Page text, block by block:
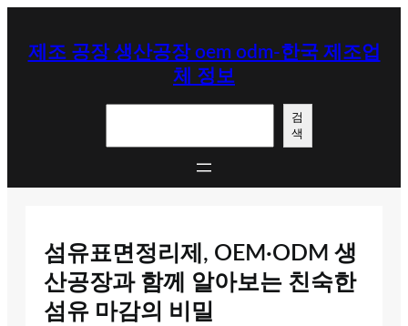
제조 공장 생산공장 oem odm-한국 제조업
체 정보
검
색
섬유표면정리제, OEM·ODM 생
산공장과 함께 알아보는 친숙한
섬유 마감의 비밀